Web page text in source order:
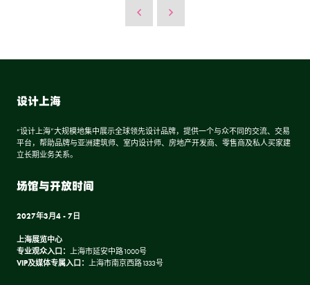
设计上海
“设计上海”大规模地集中展示全球领先设计品牌，提供一个与众不同的交流、交易
平台，帮助品牌与亚洲建筑师、室内设计师、房地产开发商、零售商及私人买家建
立长期业务关系。
场馆与开放时间
2027年3月4 - 7日
上海展览中心
专业观众入口： 上海市延安中路1000号
VIP及媒体专属入口： 上海市南京西路1333号